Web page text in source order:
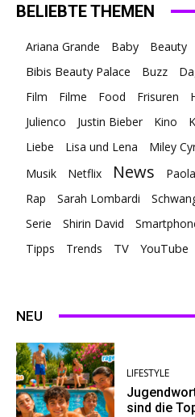
BELIEBTE THEMEN
Ariana Grande Baby Beauty
Bibis Beauty Palace Buzz
Film
Filme Food Frisuren
Julienco
Justin Bieber Kino
Liebe
Lisa und Lena Miley
Musik
Netflix News
Rap
Sarah Lombardi
Serie
Shirin David
Tipps
Trends TV YouTube
NEU
LIFESTYLE
sind die